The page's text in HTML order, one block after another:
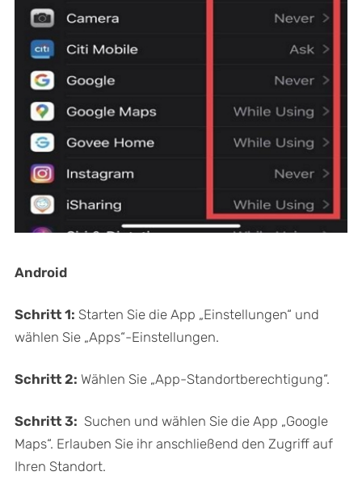
Android
Schritt 1: Starten Sie die App „Einstellungen“ und
wählen Sie „Apps“-Einstellungen.
Schritt 2: Wählen Sie „App-Standortberechtigung“.
Schritt 3: Suchen und wählen Sie die App „Google
Maps“. Erlauben Sie ihr anschließend den Zugriff auf
Ihren Standort.